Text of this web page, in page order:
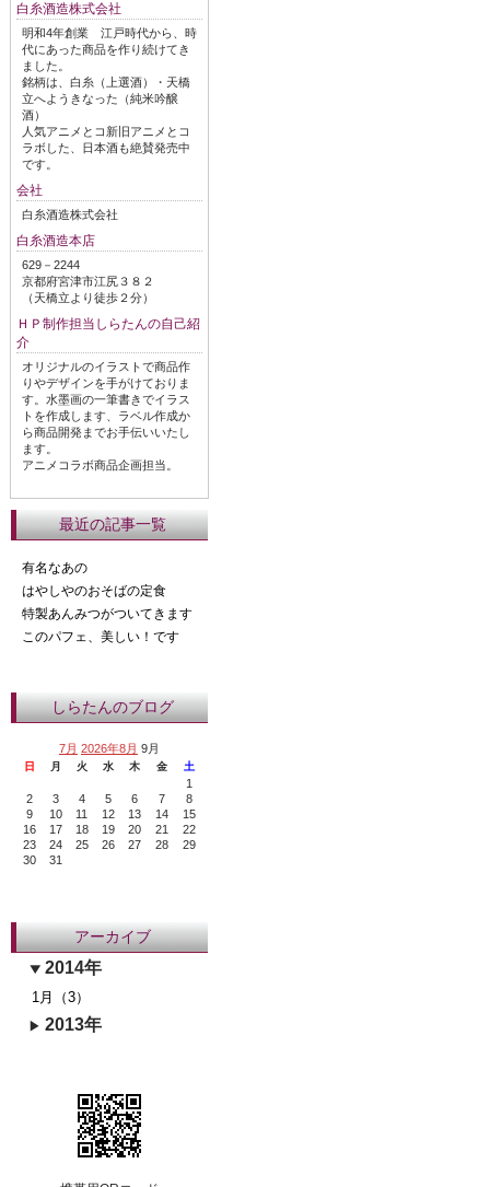
白糸酒造株式会社
明和4年創業 江戸時代から、時
代にあった商品を作り続けてき
ました。
銘柄は、白糸（上選酒）・天橋
立へようきなった（純米吟醸
酒）
人気アニメとコ新旧アニメとコ
ラボした、日本酒も絶賛発売中
です。
会社
白糸酒造株式会社
白糸酒造本店
629－2244
京都府宮津市江尻３８２
（天橋立より徒歩２分）
ＨＰ制作担当しらたんの自己紹
介
オリジナルのイラストで商品作
りやデザインを手がけておりま
す。水墨画の一筆書きでイラス
トを作成します、ラベル作成か
ら商品開発までお手伝いいたし
ます。
アニメコラボ商品企画担当。
最近の記事一覧
有名なあの
はやしやのおそばの定食
特製あんみつがついてきます
このパフェ、美しい！です
しらたんのブログ
7月 2026年8月 9月
日 月 火 水 木 金 土
1
2
3 4 5 6 7
8
9
10 11 12 13 14
15
16
17 18 19 20 21
22
23
24 25 26 27 28
29
30
31
アーカイブ
2014年
1月（3）
2013年